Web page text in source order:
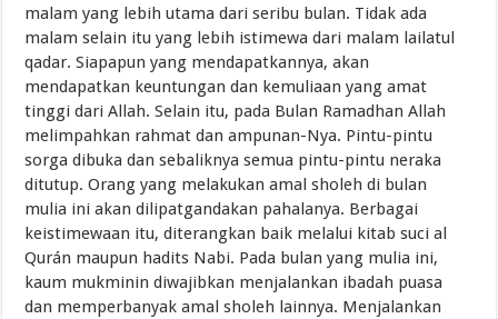
malam yang lebih utama dari seribu bulan. Tidak ada
malam selain itu yang lebih istimewa dari malam lailatul
qadar. Siapapun yang mendapatkannya, akan
mendapatkan keuntungan dan kemuliaan yang amat
tinggi dari Allah. Selain itu, pada Bulan Ramadhan Allah
melimpahkan rahmat dan ampunan-Nya. Pintu-pintu
sorga dibuka dan sebaliknya semua pintu-pintu neraka
ditutup. Orang yang melakukan amal sholeh di bulan
mulia ini akan dilipatgandakan pahalanya. Berbagai
keistimewaan itu, diterangkan baik melalui kitab suci al
Qurán maupun hadits Nabi. Pada bulan yang mulia ini,
kaum mukminin diwajibkan menjalankan ibadah puasa
dan memperbanyak amal sholeh lainnya. Menjalankan